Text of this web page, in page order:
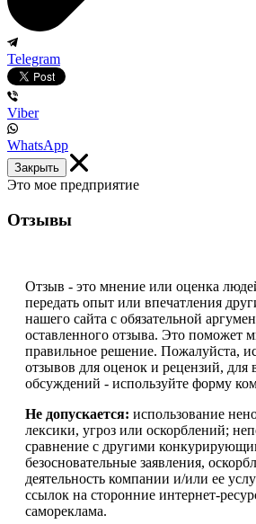
Telegram
Viber
WhatsApp
Закрыть
Это мое предприятие
Отзывы
Отзыв - это мнение или оценка
передать опыт или впечатления
нашего сайта с обязательной
оставленного отзыва. Это поможет
правильное решение. Пожалуйста,
отзывов для оценок и рецензий, для
обсуждений - используйте форму
Не допускается: использование
лексики, угроз или оскорблений;
сравнение с другими
безосновательные заявления,
деятельность компании и/или ее
ссылок на сторонние интернет-
самореклама.